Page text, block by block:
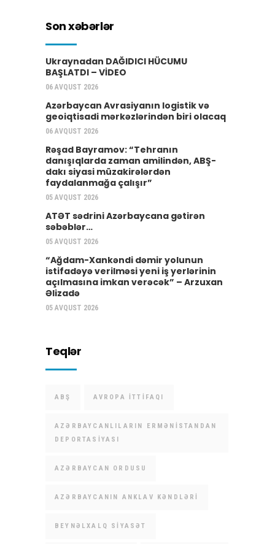
Son xəbərlər
Ukraynadan DAĞIDICI HÜCUMU
BAŞLATDI – VİDEO
06 AVQUST 2026
Azərbaycan Avrasiyanın logistik və
geoiqtisadi mərkəzlərindən biri olacaq
06 AVQUST 2026
Rəşad Bayramov: “Tehranın
danışıqlarda zaman amilindən, ABŞ-
dakı siyasi müzakirələrdən
faydalanmağa çalışır”
05 AVQUST 2026
ATƏT sədrini Azərbaycana gətirən
səbəblər…
05 AVQUST 2026
“Ağdam-Xankəndi dəmir yolunun
istifadəyə verilməsi yeni iş yerlərinin
açılmasına imkan verəcək” – Arzuxan
Əlizadə
05 AVQUST 2026
Teqlər
ABŞ AVROPA İTTIFAQI
AZƏRBAYCANLILARIN ERMƏNISTANDAN
DEPORTASIYASI
AZƏRBAYCAN ORDUSU
AZƏRBAYCANIN ANKLAV KƏNDLƏRI
BEYNƏLXALQ SIYASƏT